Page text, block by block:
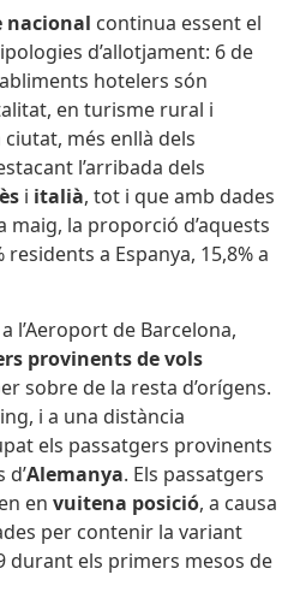
nacional continua essent el
d’allotjament: 6 de
hotelers són
en turisme rural i
més enllà dels
l’arribada dels
i italià, tot i que amb dades
maig, la proporció d’aquests
a Espanya, 15,8% a
l’Aeroport de Barcelona,
provinents de vols
sobre de la resta d’orígens.
i a una distància
els passatgers provinents
d’Alemanya. Els passatgers
envuitena posició, a causa
per contenir la variant
durant els primers mesos de